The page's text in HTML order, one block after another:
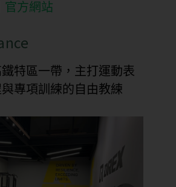
官方網站
特區一帶，主打運動表
專項訓練的自由教練